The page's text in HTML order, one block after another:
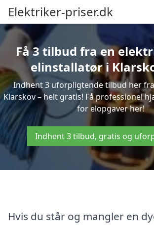
Elektriker-priser.dk
Få 3 tilbud fra en
elinstallatør i
Indhent 3 uforpligtende tilbud her
Klarskov – helt gratis! Få professionel
for elopgaver her!
Indhent 3 tilbud, gratis og
Hvis du står og mangler en